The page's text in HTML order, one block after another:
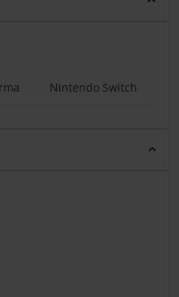
Nintendo Switch